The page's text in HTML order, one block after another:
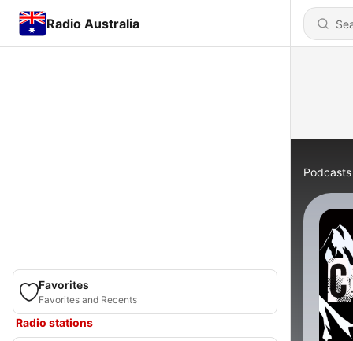
Radio Australia
Favorites
Favorites and Recents
Radio stations
Podcasts